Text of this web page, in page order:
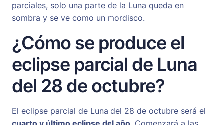
parciales, solo una parte de la Luna queda en
sombra y se ve como un mordisco.
¿Cómo se produce el
eclipse parcial de Luna
del 28 de octubre?
El eclipse parcial de Luna del 28 de octubre será el